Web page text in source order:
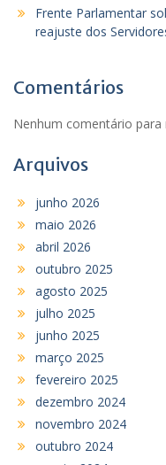
Frente Parlamentar
reajuste dos
Comentários
Nenhum comentário para
Arquivos
junho 2026
maio 2026
abril 2026
outubro 2025
agosto 2025
julho 2025
junho 2025
março 2025
fevereiro 2025
dezembro 2024
novembro 2024
outubro 2024